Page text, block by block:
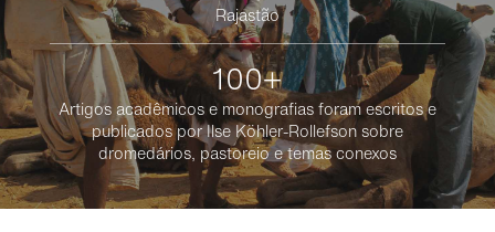
Rajastão
100+
Artigos acadêmicos e monografias foram escritos e
publicados por Ilse Köhler-Rollefson sobre
dromedários, pastoreio e temas conexos